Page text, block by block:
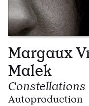
Margaux
Malek
Constellations
Autoproduction